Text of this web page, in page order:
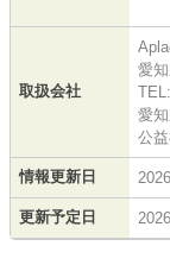
取扱会社
愛
愛
公
情報更新日
更新予定日